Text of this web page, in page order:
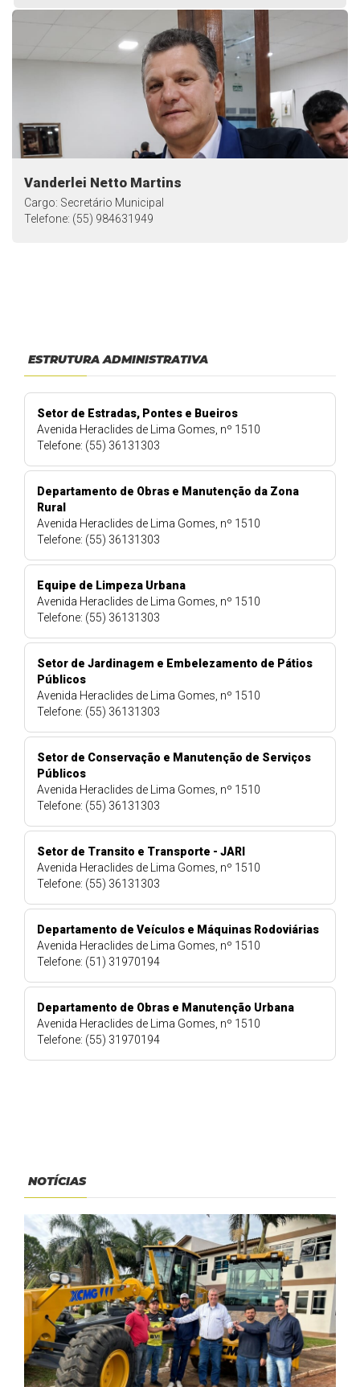
Vanderlei Netto Martins
Cargo: Secretário Municipal
Telefone: (55) 984631949
ESTRUTURA ADMINISTRATIVA
Setor de Estradas, Pontes e Bueiros
Avenida Heraclides de Lima Gomes, nº 1510
Telefone: (55) 36131303
Departamento de Obras e Manutenção da Zona
Rural
Avenida Heraclides de Lima Gomes, nº 1510
Telefone: (55) 36131303
Equipe de Limpeza Urbana
Avenida Heraclides de Lima Gomes, nº 1510
Telefone: (55) 36131303
Setor de Jardinagem e Embelezamento de Pátios
Públicos
Avenida Heraclides de Lima Gomes, nº 1510
Telefone: (55) 36131303
Setor de Conservação e Manutenção de Serviços
Públicos
Avenida Heraclides de Lima Gomes, nº 1510
Telefone: (55) 36131303
Setor de Transito e Transporte - JARI
Avenida Heraclides de Lima Gomes, nº 1510
Telefone: (55) 36131303
Departamento de Veículos e Máquinas Rodoviárias
Avenida Heraclides de Lima Gomes, nº 1510
Telefone: (51) 31970194
Departamento de Obras e Manutenção Urbana
Avenida Heraclides de Lima Gomes, nº 1510
Telefone: (55) 31970194
NOTÍCIAS